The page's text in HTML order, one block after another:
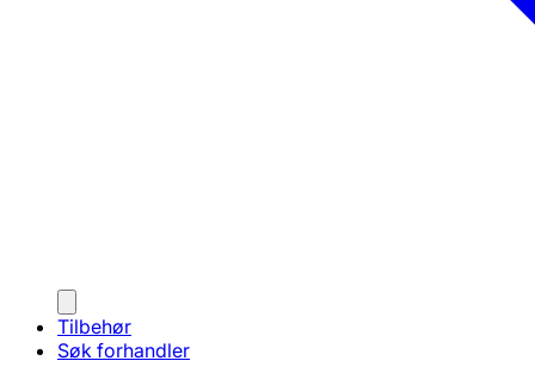
Tilbehør
Søk forhandler